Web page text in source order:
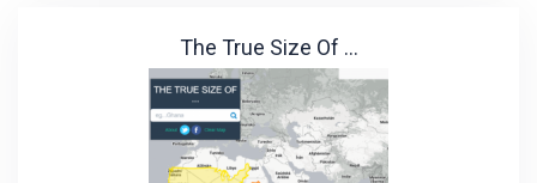
The True Size Of ...